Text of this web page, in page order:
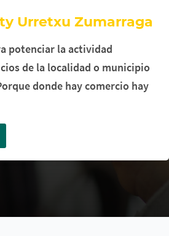
Urretxu Zumarraga
potenciar la actividad
de la localidad o municipio
donde hay comercio hay